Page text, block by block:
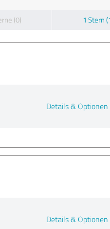
(0) 1 Stern
Details & Optionen
Details & Optionen